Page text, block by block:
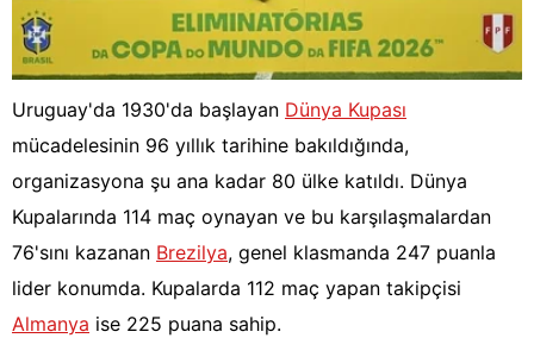
Uruguay'da 1930'da başlayan Dünya Kupası
mücadelesinin 96 yıllık tarihine bakıldığında,
organizasyona şu ana kadar 80 ülke katıldı. Dünya
Kupalarında 114 maç oynayan ve bu karşılaşmalardan
76'sını kazanan Brezilya, genel klasmanda 247 puanla
lider konumda. Kupalarda 112 maç yapan takipçisi
Almanya ise 225 puana sahip.